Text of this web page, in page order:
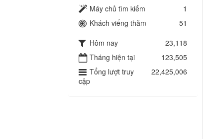
Máy chủ tìm kiếm
1
Khách viếng thăm
51
Hôm nay
23,118
Tháng hiện tại
123,505
Tổng lượt truy
cập
22,425,006